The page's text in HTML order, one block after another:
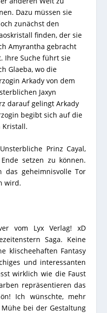
Dazu müssen sie
zunächst den
finden, der sie
Amyrantha gebracht
Ihre Suche führt sie
Glaeba, wo die
Arkady von dem
Jaxyn
darauf gelingt Arkady
begibt sich auf die
Kristall.
Prinz Cayal,
setzen zu können.
das geheimnisvolle Tor
wird.
vom Lyx Verlag! xD
Saga. Keine
klischeehaften Fantasy
und interessanten
wirklich wie die Faust
repräsentieren das
Ich wünschte, mehr
bei der Gestaltung